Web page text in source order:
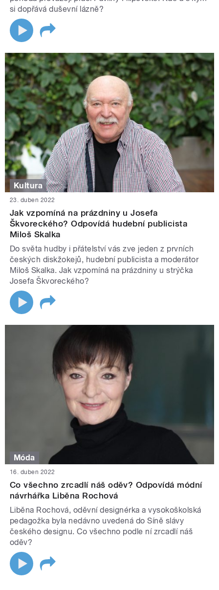
si dopřává duševní lázně?
Kultura
23. duben 2022
Jak vzpomíná na prázdniny u Josefa
Škvoreckého? Odpovídá hudební publicista
Miloš Skalka
Do světa hudby i přátelství vás zve jeden z prvních
českých diskžokejů, hudební publicista a moderátor
Miloš Skalka. Jak vzpomíná na prázdniny u strýčka
Josefa Škvoreckého?
Móda
16. duben 2022
Co všechno zrcadlí náš oděv? Odpovídá módní
návrhářka Liběna Rochová
Liběna Rochová, oděvní designérka a vysokoškolská
pedagožka byla nedávno uvedená do Síně slávy
českého designu. Co všechno podle ní zrcadlí náš
oděv?